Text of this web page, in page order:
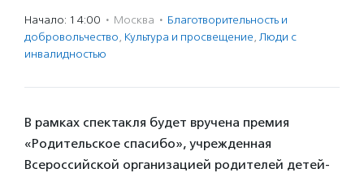
Начало: 14:00 · Москва · Благотвори­тель­ность и
доброволь­чест­во, Культура и просвещение, Люди с
инвалидностью
В рамках спектакля будет вручена премия
«Родительское спасибо», учрежденная
Всероссийской организацией родителей детей-